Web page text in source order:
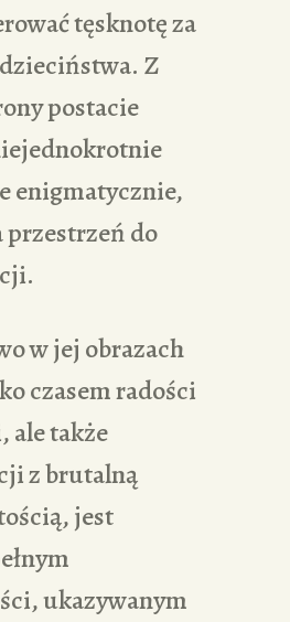
tęsknotę za
Z
postacie
enigmatycznie,
przestrzeń do
w jej obrazach
czasem radości
ale także
z brutalną
jest
ukazywanym